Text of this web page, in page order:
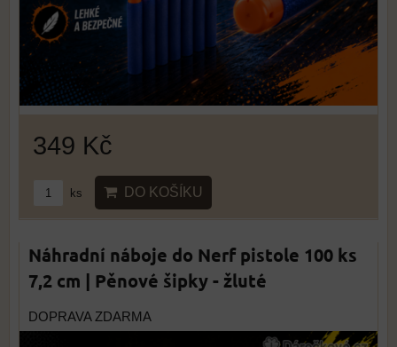
349 Kč
ks DO KOŠÍKU
Náhradní náboje do Nerf pistole 100 ks
7,2 cm | Pěnové šipky - žluté
DOPRAVA ZDARMA